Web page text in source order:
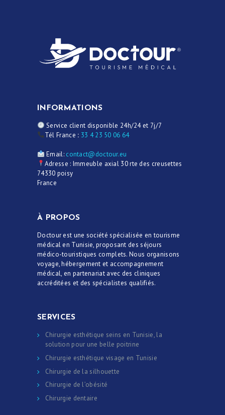
INFORMATIONS
Service client disponible 24h/24 et 7j/7
Tél France : 33 4 23 50 06 64
Email: contact@doctour.eu
Adresse : Immeuble axial 30 rte des creusettes
74330 poisy
France
À PROPOS
Doctour est une société spécialisée en tourisme
médical en Tunisie, proposant des séjours
médico-touristiques complets. Nous organisons
voyage, hébergement et accompagnement
médical, en partenariat avec des cliniques
accréditées et des spécialistes qualifiés.
SERVICES
Chirurgie esthétique seins en Tunisie, la
solution pour une belle poitrine
Chirurgie esthétique visage en Tunisie
Chirurgie de la silhouette
Chirurgie de l’obésité
Chirurgie dentaire